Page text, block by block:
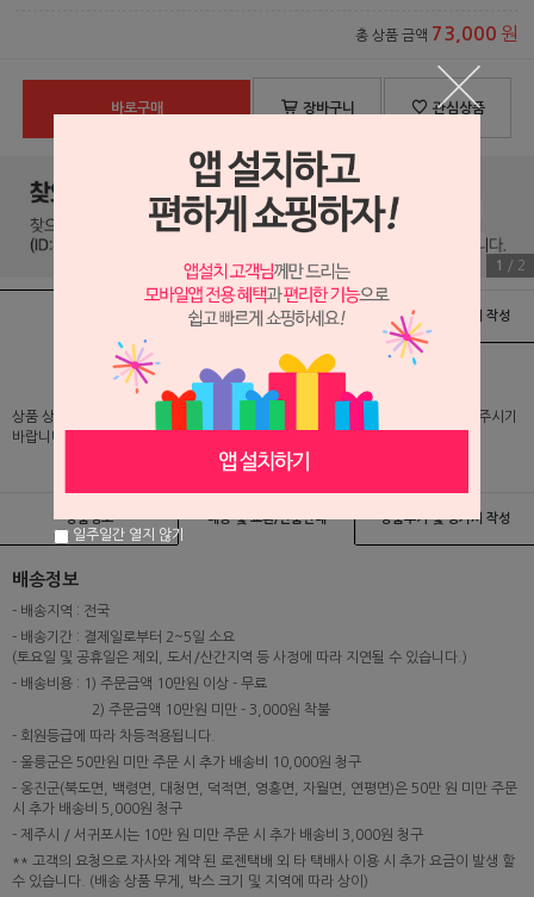
총 상품 금액 73,000 원
바로구매 장바구니 관심상품
1 / 2
배송 및 교환/반품안내 상품후기 및 평가서 작성
상품 상세 설명 및 실제 구매 가격은 로그인 후 확인 가능하오니 반드시 로그인해 주시기
바랍니다.
상품정보 배송 및 교환/반품안내 상품후기 및 평가서 작성
배송정보
- 배송지역 : 전국
- 배송기간 : 결제일로부터 2~5일 소요
(토요일 및 공휴일은 제외, 도서/산간지역 등 사정에 따라 지연될 수 있습니다.)
- 배송비용 : 1) 주문금액 10만원 이상 - 무료
2) 주문금액 10만원 미만 - 3,000원 착불
- 회원등급에 따라 차등적용됩니다.
- 울릉군은 50만원 미만 주문 시 추가 배송비 10,000원 청구
- 옹진군(북도면, 백령면, 대청면, 덕적면, 영흥면, 자월면, 연평면)은 50만 원 미만 주문
시 추가 배송비 5,000원 청구
- 제주시 / 서귀포시는 10만 원 미만 주문 시 추가 배송비 3,000원 청구
** 고객의 요청으로 자사와 계약 된 로젠택배 외 타 택배사 이용 시 추가 요금이 발생 할
수 있습니다. (배송 상품 무게, 박스 크기 및 지역에 따라 상이)
일주일간 열지 않기